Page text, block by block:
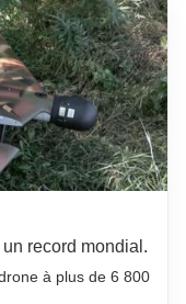
record mondial.
à plus de 6 800